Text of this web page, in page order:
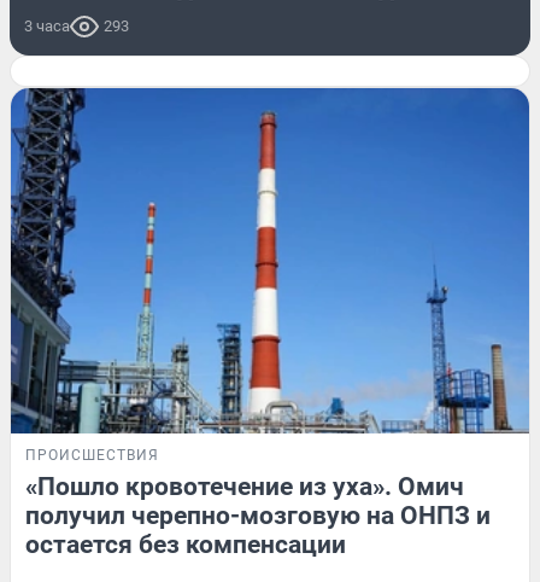
3 часа 293
ПРОИСШЕСТВИЯ
«Пошло кровотечение из уха». Омич
получил черепно-мозговую на ОНПЗ и
остается без компенсации